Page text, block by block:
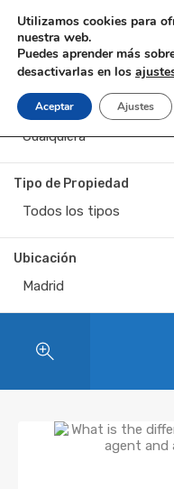
Estado de Propiedad
Cualquiera
Tipo de Propiedad
Todos los tipos
Ubicación
Madrid
Utilizamos cookies para
nuestra web.
Puedes aprender más
desactivarlas en los
Aceptar Ajustes